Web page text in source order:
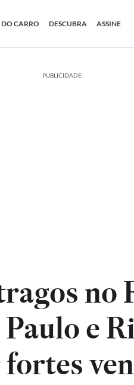
CARRO DESCUBRA ASSINE
PUBLICIDADE
no
e